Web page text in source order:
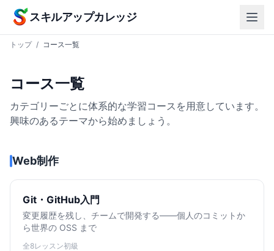
本文へスキップ
スキルアップカレッジ
トップ / コース一覧
コース一覧
カテゴリーごとに体系的な学習コースを用意しています。
興味のあるテーマから始めましょう。
Web制作
Git・GitHub入門
変更履歴を残し、チームで開発する——個人のコミットか
ら世界の OSS まで
全8レッスン初級